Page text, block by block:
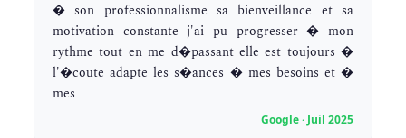
� son professionnalisme sa bienveillance et sa
motivation constante j'ai pu progresser � mon
rythme tout en me d�passant elle est toujours �
l'�coute adapte les s�ances � mes besoins et �
mes
Google · Juil 2025